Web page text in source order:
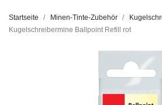
Startseite Minen-Tinte-Zubehör
Kugelschreibermine Ballpoint Refill rot